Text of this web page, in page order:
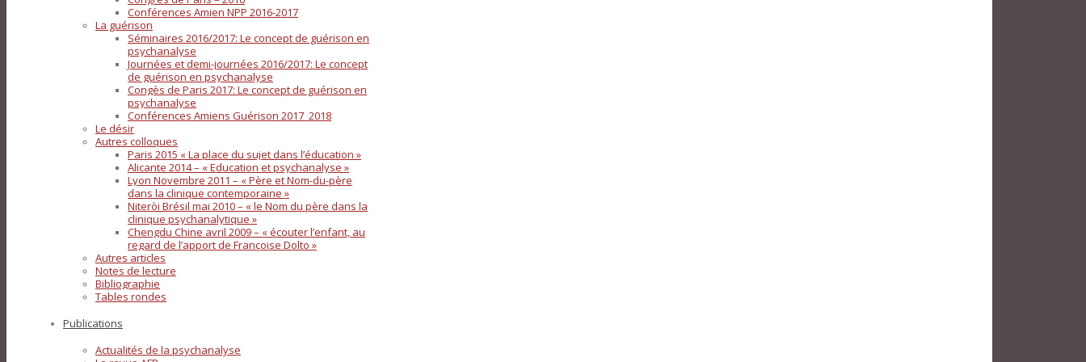
Conférences Amien NPP 2016-2017
La guérison
Séminaires 2016/2017: Le concept de guérison en
psychanalyse
Journées et demi-journées 2016/2017: Le concept
de guérison en psychanalyse
Congès de Paris 2017: Le concept de guérison en
psychanalyse
Conférences Amiens Guérison 2017_2018
Le désir
Autres colloques
Paris 2015 « La place du sujet dans l’éducation »
Alicante 2014 – « Education et psychanalyse »
Lyon Novembre 2011 – « Père et Nom-du-père
dans la clinique contemporaine »
Niteròi Brésil mai 2010 – « le Nom du père dans la
clinique psychanalytique »
Chengdu Chine avril 2009 – « écouter l’enfant, au
regard de l’apport de Françoise Dolto »
Autres articles
Notes de lecture
Bibliographie
Tables rondes
Publications
Actualités de la psychanalyse